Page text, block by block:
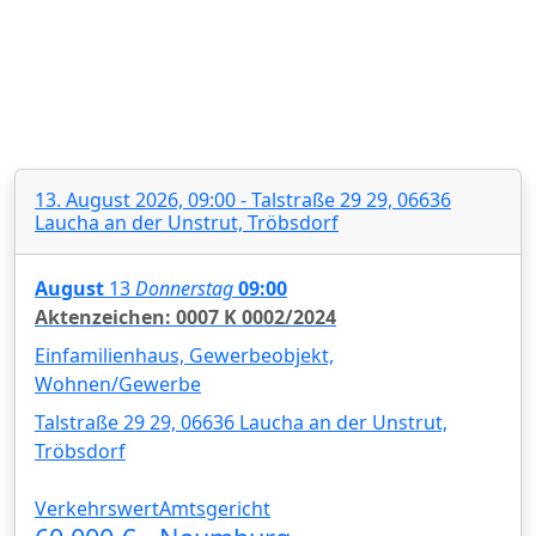
13. August 2026, 09:00 - Talstraße 29 29, 06636
Laucha an der Unstrut, Tröbsdorf
August 13Donnerstag09:00
Aktenzeichen: 0007 K 0002/2024
Einfamilienhaus, Gewerbeobjekt,
Wohnen/Gewerbe
Talstraße 29 29, 06636 Laucha an der Unstrut,
Tröbsdorf
VerkehrswertAmtsgericht